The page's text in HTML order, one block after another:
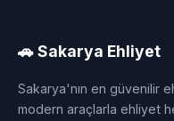
🚗 Sakarya Ehliyet
Sakarya'nın en güvenilir
modern araçlarla ehliyet